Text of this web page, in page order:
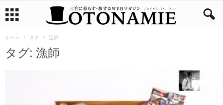
ホーム タグ 漁師
タグ: 漁師